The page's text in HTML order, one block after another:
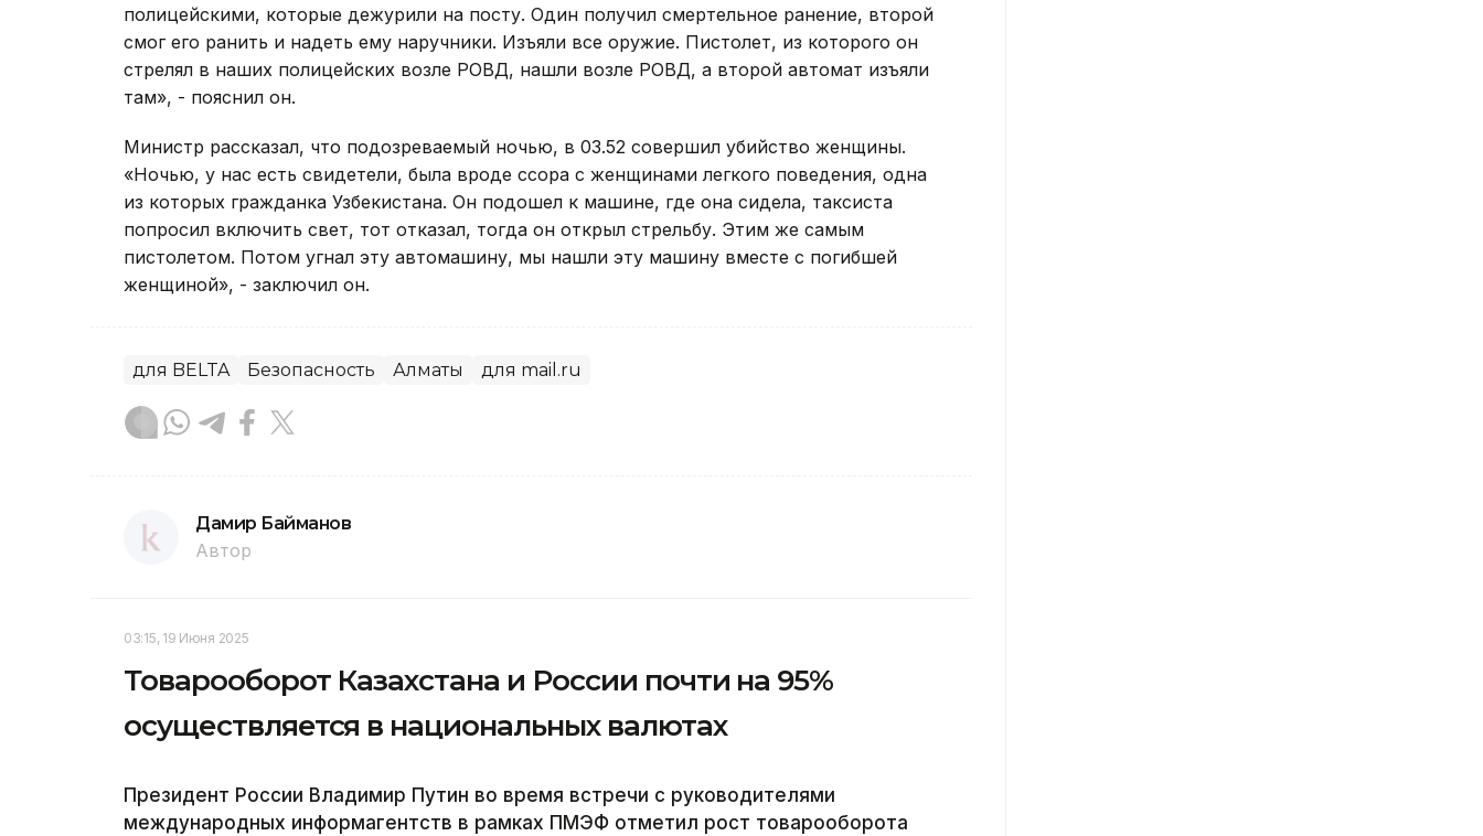
полицейскими, которые дежурили на посту. Один получил смертельное ранение, второй
смог его ранить и надеть ему наручники. Изъяли все оружие. Пистолет, из которого он
стрелял в наших полицейских возле РОВД, нашли возле РОВД, а второй автомат изъяли
там», - пояснил он.
Министр рассказал, что подозреваемый ночью, в 03.52 совершил убийство женщины.
«Ночью, у нас есть свидетели, была вроде ссора с женщинами легкого поведения, одна
из которых гражданка Узбекистана. Он подошел к машине, где она сидела, таксиста
попросил включить свет, тот отказал, тогда он открыл стрельбу. Этим же самым
пистолетом. Потом угнал эту автомашину, мы нашли эту машину вместе с погибшей
женщиной», - заключил он.
для BELTA Безопасность Алматы для mail.ru
Дамир Байманов
Автор
03:15, 19 Июня 2025
Товарооборот Казахстана и России почти на 95%
осуществляется в национальных валютах
Президент России Владимир Путин во время встречи с руководителями
международных информагентств в рамках ПМЭФ отметил рост товарооборота